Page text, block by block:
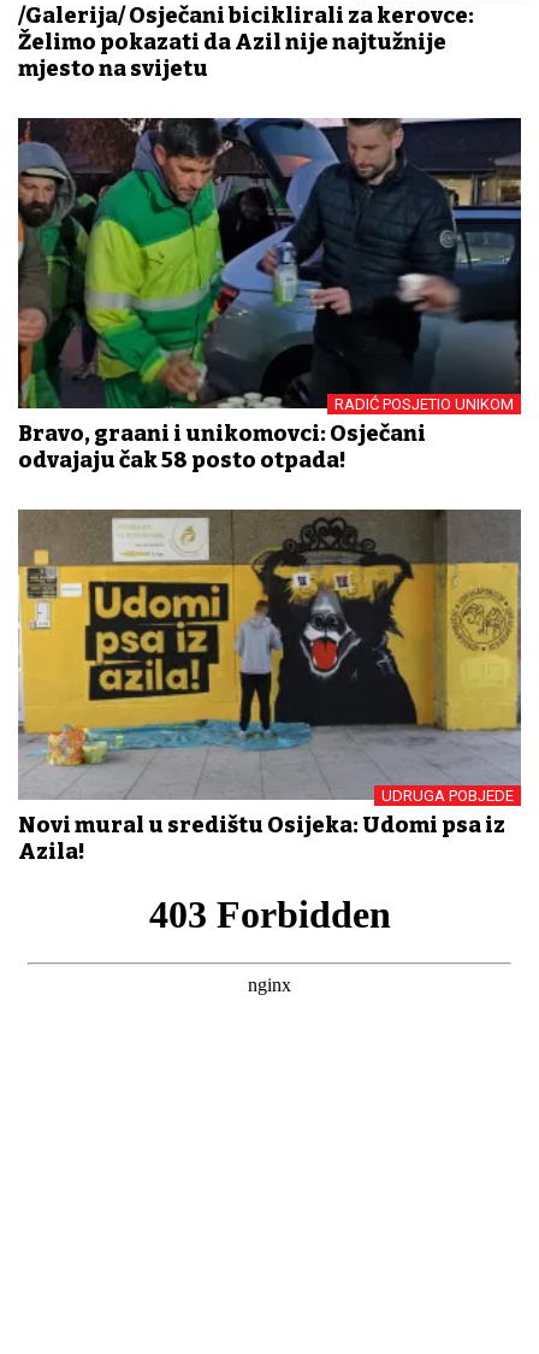
/Galerija/ Osječani biciklirali za kerovce:
Želimo pokazati da Azil nije najtužnije
mjesto na svijetu
RADIĆ POSJETIO UNIKOM
Bravo, građani i unikomovci: Osječani
odvajaju čak 58 posto otpada!
UDRUGA POBJEDE
Novi mural u središtu Osijeka: Udomi psa iz
Azila!